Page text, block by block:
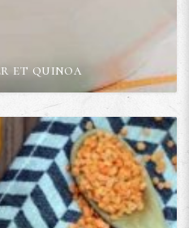
et quinoa
Voir la recette
1/5
Calories